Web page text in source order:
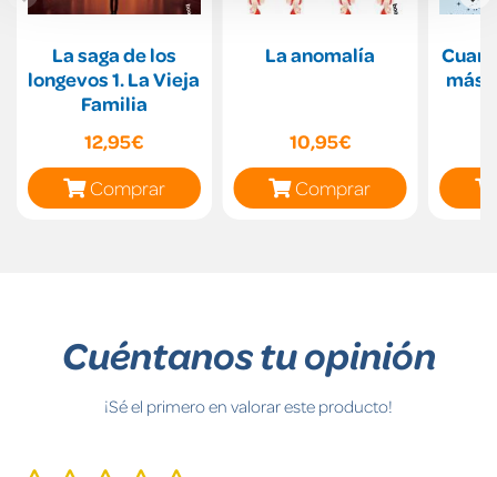
La saga de los
longevos 1. La Vieja
Familia
12,95€
Comprar
La anomalía
10,95€
Comprar
más
Cuéntanos tu opinión
¡Sé el primero en valorar este producto!